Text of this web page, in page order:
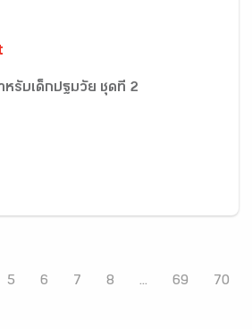
หรับเด็กปฐมวัย ชุดที่ 2
5 6 7 8 ... 69 70